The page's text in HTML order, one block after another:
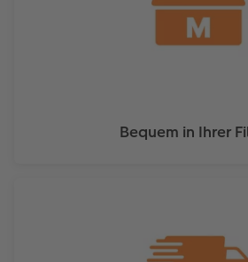
Bequem in Ihrer